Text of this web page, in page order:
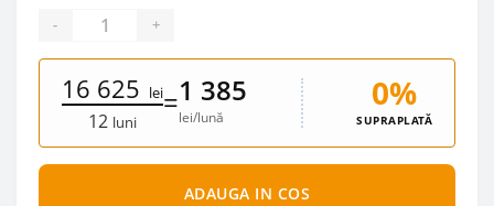
- +
16 625 lei
12 luni
=1 385
lei/lună
0%
SUPRAPLATĂ
ADAUGA IN COS